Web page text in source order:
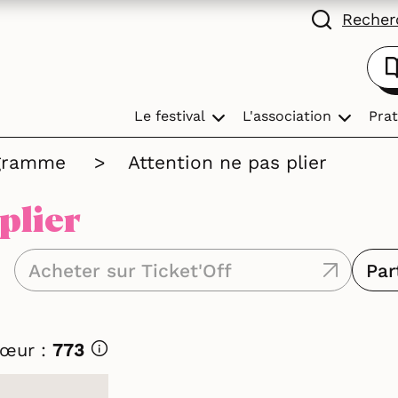
Le festival L'association
> Attention ne pas plier
Acheter sur Ticket'Off
: 773